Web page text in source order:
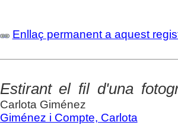
Enllaç permanent a aquest
Estirant el fil d'una
Carlota Giménez
Giménez i Compte, Carlota